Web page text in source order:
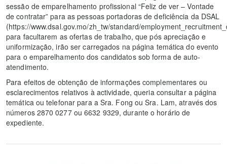
sessão de emparelhamento profissional “Feliz de ver – Vontade
de contratar” para as pessoas portadoras de deficiência da DSAL
(https://www.dsal.gov.mo/zh_tw/standard/
para facultarem as ofertas de trabalho, que pós apreciação e
uniformização, irão ser carregados na página temática do evento
para o emparelhamento dos candidatos sob forma de auto-
atendimento.
Para efeitos de obtenção de informações complementares ou
esclarecimentos relativos à actividade, queria consultar a página
temática ou telefonar para a Sra. Fong ou Sra. Lam, através dos
números 2870 0277 ou 6632 9329, durante o horário de
expediente.